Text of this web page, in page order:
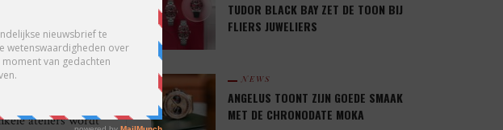
proces levert
gemaakte
nog maar
ateliers wordt
TUDOR BLACK BAY ZET DE TOON BIJ
FLIERS JUWELIERS
NEWS
ANGELUS TOONT ZIJN GOEDE SMAAK
MET DE CHRONODATE MOKA